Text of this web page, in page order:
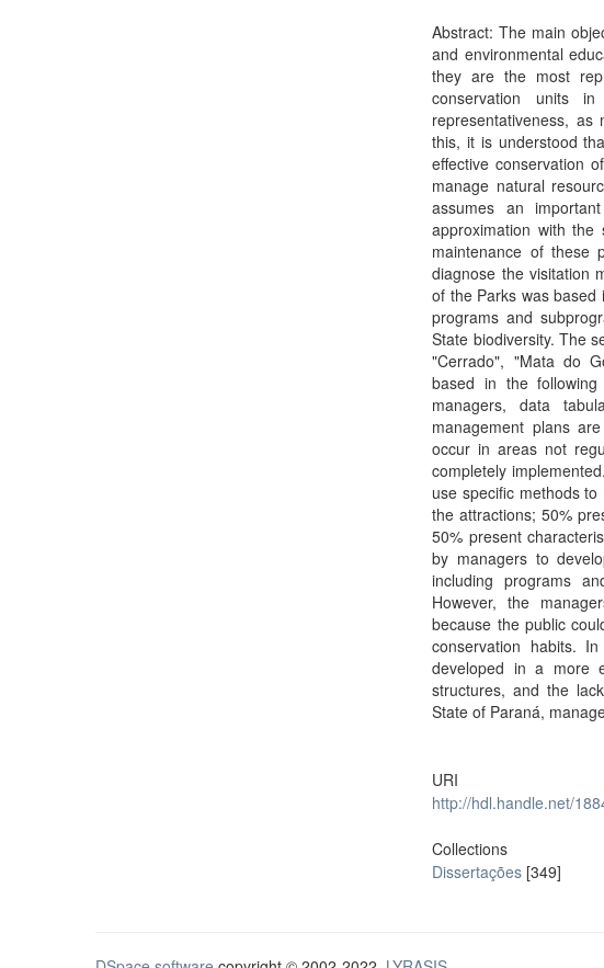
Abstract: The main
and environmental
they are the most
conservation units
representativeness,
this, it is understood
effective conservation
manage natural
assumes an
approximation with
maintenance of these
diagnose the visitation
of the Parks was based
programs and
State biodiversity. The
"Cerrado", "Mata do
based in the
managers, data
management plans
occur in areas not
completely
use specific methods
the attractions; 50%
50% present
by managers to
including programs
However, the
because the public
conservation habits.
developed in a more
structures, and the
State of Paraná,
URI
http://hdl.handle.net/
Collections
Dissertações [349]